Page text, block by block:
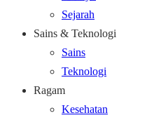
Sejarah
Sains & Teknologi
Sains
Teknologi
Ragam
Kesehatan